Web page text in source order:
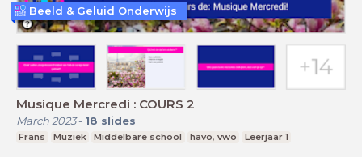
Musique Mercredi : COURS 2
March 2023- 18 slides
Frans Muziek Middelbare school havo, vwo Leerjaar 1
Beeld & Geluid Onderwijs